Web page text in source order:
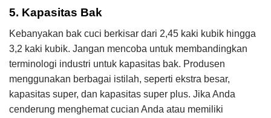
5. Kapasitas Bak
Kebanyakan bak cuci berkisar dari 2,45 kaki kubik hingga
3,2 kaki kubik. Jangan mencoba untuk membandingkan
terminologi industri untuk kapasitas bak. Produsen
menggunakan berbagai istilah, seperti ekstra besar,
kapasitas super, dan kapasitas super plus. Jika Anda
cenderung menghemat cucian Anda atau memiliki